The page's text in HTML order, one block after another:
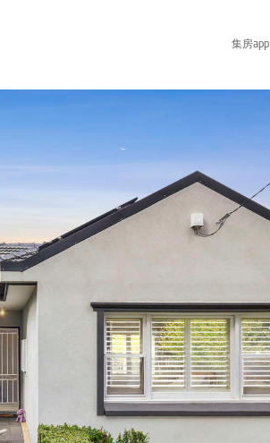
集房app